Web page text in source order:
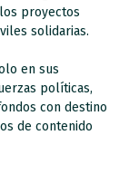
proyectos
solidarias.
en sus
políticas,
con destino
de contenido